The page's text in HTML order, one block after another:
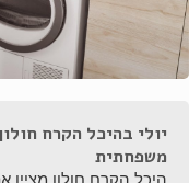
משפחתית
היכל הקרח חולון מציין